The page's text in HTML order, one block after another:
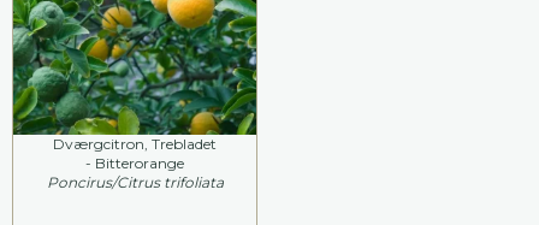
Dværgcitron, Trebladet
- Bitterorange
Poncirus/Citrus trifoliata